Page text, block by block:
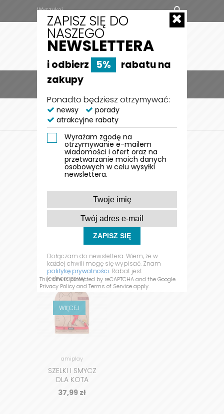
MENU
STRONA GŁÓWNA DLA KOTA
KOTA
SZELKI I SMYCZE DLA KOTA
SZELKI I SMYCZE DLA
KOTA
FILTRUJ WYNIKI
WIĘCEJ
amiplay
SZELKI I SMYCZ
DLA KOTA
37,99 zł
ZAPISZ SIĘ DO
NASZEGO
NEWSLETTERA
i odbierz 5%
rabatu na
zakupy
Ponadto będziesz otrzymywać:
newsy
porady
atrakcyjne rabaty
Wyrażam zgodę na
otrzymywanie e-mailem
wiadomości i ofert oraz na
przetwarzanie moich danych
osobowych w celu wysyłki
newslettera.
ZAPISZ SIĘ
Dołączam do newslettera. Wiem, że w
każdej chwili mogę się wypisać. Znam
politykę prywatności. Rabat jest
jednorazowy.
This site is protected by reCAPTCHA and the Google
Privacy Policyand Terms of Serviceapply.